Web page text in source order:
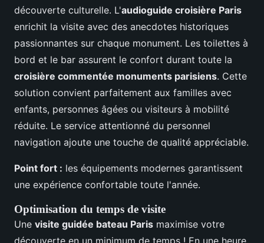
découverte culturelle. L'audioguide croisière Paris
enrichit la visite avec des anecdotes historiques
passionnantes sur chaque monument. Les toilettes à
bord et le bar assurent le confort durant toute la
croisière commentée monuments parisiens. Cette
solution convient parfaitement aux familles avec
enfants, personnes âgées ou visiteurs à mobilité
réduite. Le service attentionné du personnel
navigation ajoute une touche de qualité appréciable.
Point fort : les équipements modernes garantissent
une expérience confortable toute l'année.
Optimisation du temps de visite
Une visite guidée bateau Paris maximise votre
découverte en un minimum de temps ! En une heure,